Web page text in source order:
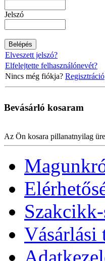
Jelszó
Elveszett jelszó?
Elfelejtette felhasználónevét?
Nincs még fiókja? Regisztráció
Bevásárló kosaram
Az Ön kosara pillanatnyilag
Vásárlási